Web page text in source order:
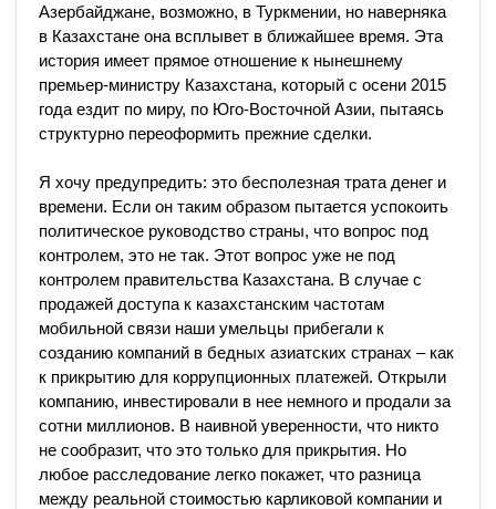
Азербайджане, возможно, в Туркмении, но наверняка
в Казахстане она всплывет в ближайшее время. Эта
история имеет прямое отношение к нынешнему
премьер-министру Казахстана, который с осени 2015
года ездит по миру, по Юго-Восточной Азии, пытаясь
структурно переоформить прежние сделки.
Я хочу предупредить: это бесполезная трата денег и
времени. Если он таким образом пытается успокоить
политическое руководство страны, что вопрос под
контролем, это не так. Этот вопрос уже не под
контролем правительства Казахстана. В случае с
продажей доступа к казахстанским частотам
мобильной связи наши умельцы прибегали к
созданию компаний в бедных азиатских странах – как
к прикрытию для коррупционных платежей. Открыли
компанию, инвестировали в нее немного и продали за
сотни миллионов. В наивной уверенности, что никто
не сообразит, что это только для прикрытия. Но
любое расследование легко покажет, что разница
между реальной стоимостью карликовой компании и